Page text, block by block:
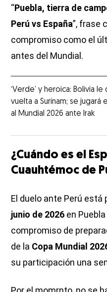
“Puebla, tierra de
Perú vs España”, frase
compromiso como el
antes del Mundial.
‘Verde’ y heroica: Bolivia le
vuelta a Surinam; se jugará
al Mundial 2026 ante Irak
¿Cuándo es el
Cuauhtémoc de
El duelo ante Perú está
junio de 2026 en
compromiso de
de la Copa Mundial
su participación una